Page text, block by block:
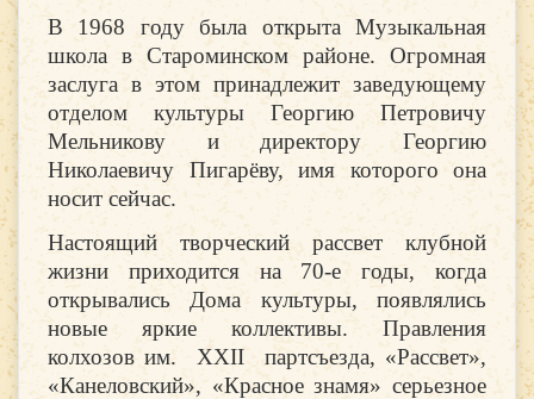
В 1968 году была открыта Музыкальная
школа в Староминском районе. Огромная
заслуга в этом принадлежит заведующему
отделом культуры Георгию Петровичу
Мельникову и директору Георгию
Николаевичу Пигарёву, имя которого она
носит сейчас.
Настоящий творческий рассвет клубной
жизни приходится на 70-е годы, когда
открывались Дома культуры, появлялись
новые яркие коллективы. Правления
колхозов им. XXII партсъезда, «Рассвет»,
«Канеловский», «Красное знамя» серьезное